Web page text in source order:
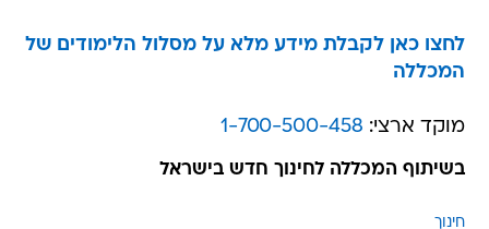
לחצו כאן לקבלת מידע מלא על מסלול הלימודים של
המכללה
מוקד ארצי: 1-700-500-458
בשיתוף המכללה לחינוך חדש בישראל
חינוך